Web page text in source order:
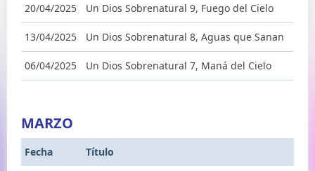
20/04/2025 Un Dios Sobrenatural 9, Fuego del Cielo
13/04/2025 Un Dios Sobrenatural 8, Aguas que Sanan
06/04/2025 Un Dios Sobrenatural 7, Maná del Cielo
MARZO
Fecha Título